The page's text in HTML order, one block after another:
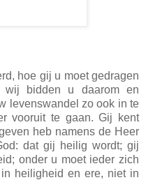
hoe gij u moet gedragen
bidden u daarom en
levenswandel zo ook in te
vooruit te gaan. Gij kent
heb namens de Heer
dat gij heilig wordt; gij
onder u moet ieder zich
heiligheid en ere, niet in